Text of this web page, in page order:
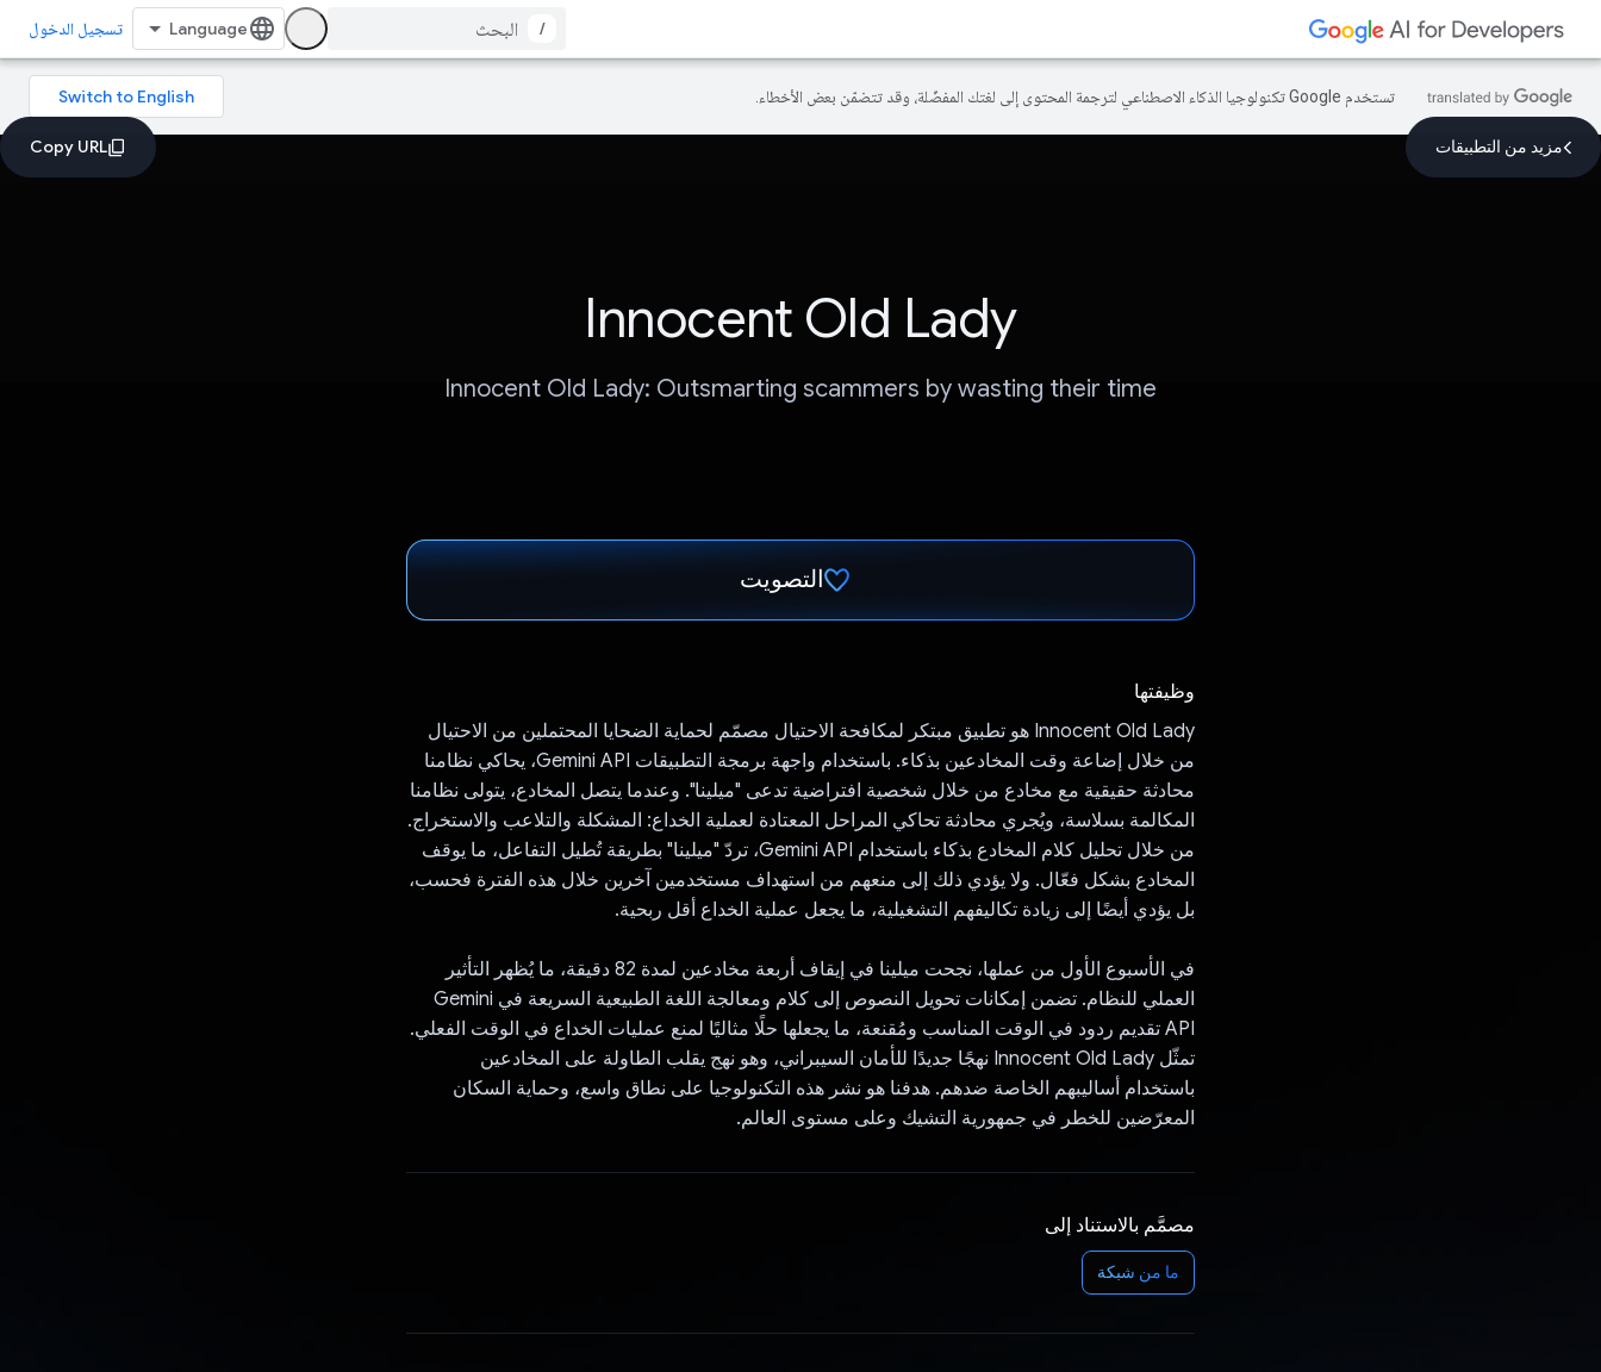
/ تسجيل الدخول
تستخدم Google تكنولوجيا الذكاء الاصطناعي لترجمة المحتوى إلى لغتك المفضّلة، وقد تتضمّن بعض الأخطاء.
مزيد من التطبيقات
Innocent Old Lady
Innocent Old Lady: Outsmarting scammers by wasting their time
التصويت
وظيفتها
Innocent Old Lady هو تطبيق مبتكر لمكافحة الاحتيال مصمّم لحماية الضحايا المحتملين من الاحتيال
من خلال إضاعة وقت المخادعين بذكاء. باستخدام واجهة برمجة التطبيقات Gemini API، يحاكي نظامنا
محادثة حقيقية مع مخادع من خلال شخصية افتراضية تدعى "ميلينا". وعندما يتصل المخادع، يتولى نظامنا
المكالمة بسلاسة، ويُجري محادثة تحاكي المراحل المعتادة لعملية الخداع: المشكلة والتلاعب والاستخراج.
من خلال تحليل كلام المخادع بذكاء باستخدام Gemini API، تردّ "ميلينا" بطريقة تُطيل التفاعل، ما يوقف
المخادع بشكل فعّال. ولا يؤدي ذلك إلى منعهم من استهداف مستخدمين آخرين خلال هذه الفترة فحسب،
بل يؤدي أيضًا إلى زيادة تكاليفهم التشغيلية، ما يجعل عملية الخداع أقل ربحية.
في الأسبوع الأول من عملها، نجحت ميلينا في إيقاف أربعة مخادعين لمدة 82 دقيقة، ما يُظهر التأثير
العملي للنظام. تضمن إمكانات تحويل النصوص إلى كلام ومعالجة اللغة الطبيعية السريعة في Gemini
API تقديم ردود في الوقت المناسب ومُقنعة، ما يجعلها حلًا مثاليًا لمنع عمليات الخداع في الوقت الفعلي.
تمثّل Innocent Old Lady نهجًا جديدًا للأمان السيبراني، وهو نهج يقلب الطاولة على المخادعين
باستخدام أساليبهم الخاصة ضدهم. هدفنا هو نشر هذه التكنولوجيا على نطاق واسع، وحماية السكان
المعرّضين للخطر في جمهورية التشيك وعلى مستوى العالم.
مصمَّم بالاستناد إلى
ما من شبكة